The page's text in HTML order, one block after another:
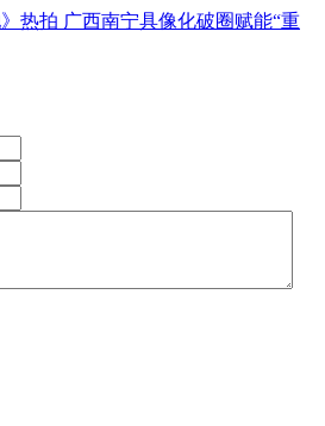
》热拍 广西南宁具像化破圈赋能“重